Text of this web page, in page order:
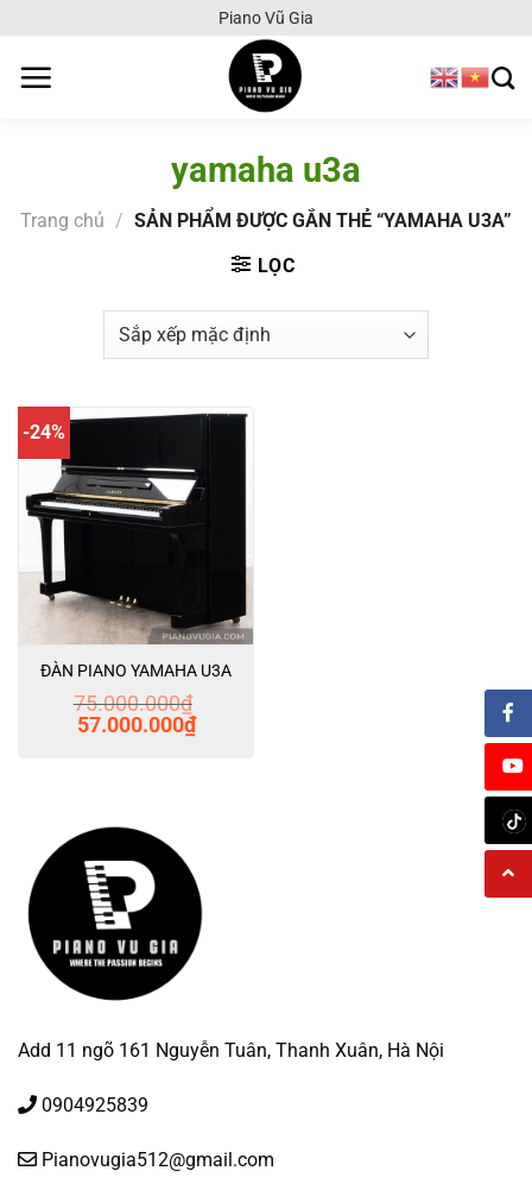
nội
Piano Vũ Gia
yamaha u3a
Trang chủ / SẢN PHẨM ĐƯỢC GẮN THẺ “YAMAHA U3A”
LỌC
-24%
ĐÀN PIANO YAMAHA U3A
75.000.000₫
Giá
gốc
57.000.000₫Giá
hiện
Add 11 ngõ 161 Nguyễn Tuân, Thanh Xuân, Hà Nội
0904925839
Pianovugia512@gmail.com